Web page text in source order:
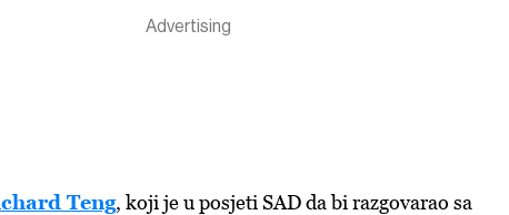
Teng, koji je u posjeti SAD da bi razgovarao sa